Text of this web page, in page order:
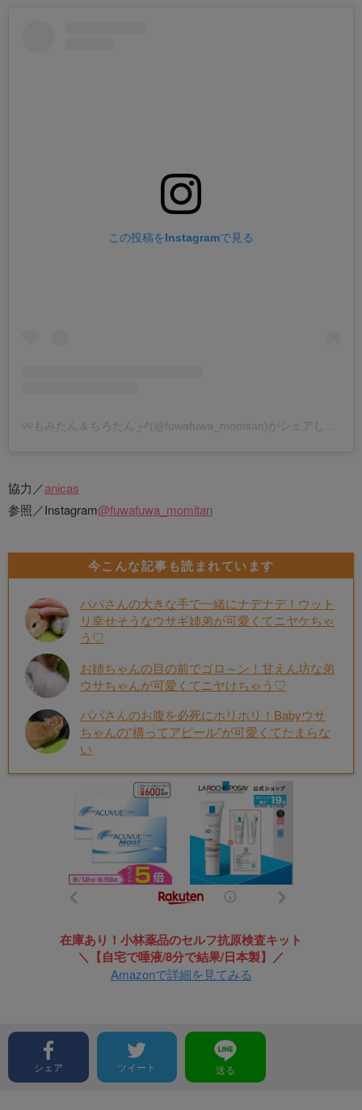
この投稿をInstagramで見る
協力／anicas
参照／Instagram@fuwafuwa_momitan
今こんな記事も読まれています
パパさんの大きな手で一緒にナデナデ！ウット
リ幸せそうなウサギ姉弟が可愛くてニヤケちゃ
う♡
お姉ちゃんの目の前でゴロ～ン！甘えん坊な弟
ウサちゃんが可愛くてニヤけちゃう♡
パパさんのお腹を必死にホリホリ！Babyウサ
ちゃんの“構ってアピール”が可愛くてたまらな
い
在庫あり！小林薬品のセルフ抗原検査キット
＼【自宅で唾液/8分で結果/日本製】／
Amazonで詳細を見てみる
シェア ツイート 送る